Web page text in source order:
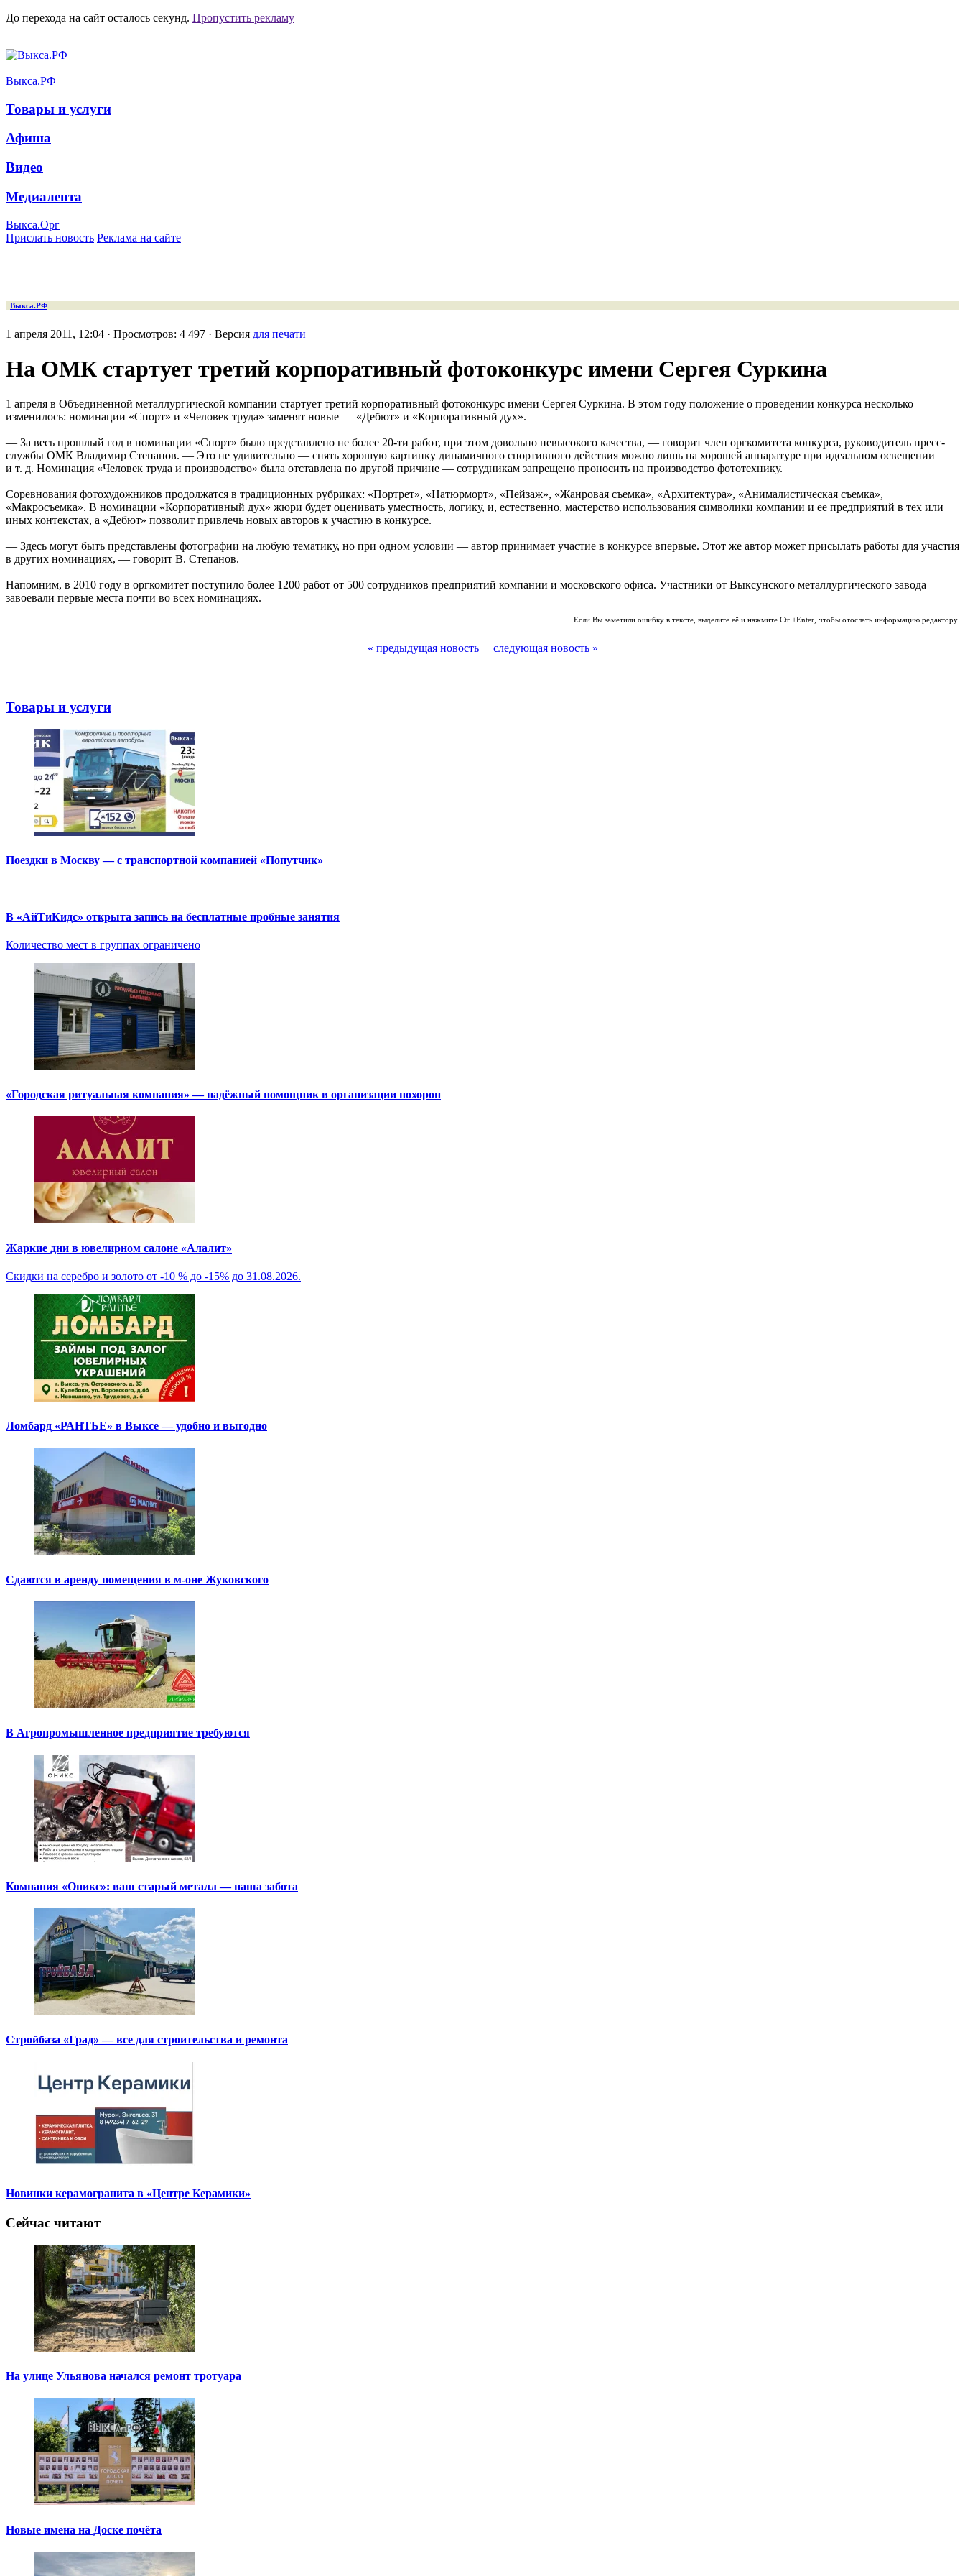
До перехода на сайт осталось секунд. Пропустить рекламу
Выкса.РФ
Товары и услуги
Афиша
Видео
Медиалента
Выкса.Орг
Прислать новость Реклама на сайте
Выкса.РФ
1 апреля 2011, 12:04 · Просмотров: 4 497 · Версия для печати
На ОМК стартует третий корпоративный фотоконкурс имени Сергея Суркина
1 апреля в Объединенной металлургической компании стартует третий корпоративный фотоконкурс имени Сергея Суркина. В этом году положение о проведении конкурса несколько
изменилось: номинации «Спорт» и «Человек труда» заменят новые — «Дебют» и «Корпоративный дух».
— За весь прошлый год в номинации «Спорт» было представлено не более 20-ти работ, при этом довольно невысокого качества, — говорит член оргкомитета конкурса, руководитель пресс-
службы ОМК Владимир Степанов. — Это не удивительно — снять хорошую картинку динамичного спортивного действия можно лишь на хорошей аппаратуре при идеальном освещении
и т. д. Номинация «Человек труда и производство» была отставлена по другой причине — сотрудникам запрещено проносить на производство фототехнику.
Соревнования фотохудожников продолжатся в традиционных рубриках: «Портрет», «Натюрморт», «Пейзаж», «Жанровая съемка», «Архитектура», «Анималистическая съемка»,
«Макросъемка». В номинации «Корпоративный дух» жюри будет оценивать уместность, логику, и, естественно, мастерство использования символики компании и ее предприятий в тех или
иных контекстах, а «Дебют» позволит привлечь новых авторов к участию в конкурсе.
— Здесь могут быть представлены фотографии на любую тематику, но при одном условии — автор принимает участие в конкурсе впервые. Этот же автор может присылать работы для участия
в других номинациях, — говорит В. Степанов.
Напомним, в 2010 году в оргкомитет поступило более 1200 работ от 500 сотрудников предприятий компании и московского офиса. Участники от Выксунского металлургического завода
завоевали первые места почти во всех номинациях.
Если Вы заметили ошибку в тексте, выделите её и нажмите Ctrl+Enter, чтобы отослать информацию редактору.
« предыдущая новость следующая новость »
Товары и услуги
Поездки в Москву — с транспортной компанией «Попутчик»
В «АйТиКидс» открыта запись на бесплатные пробные занятия
Количество мест в группах ограничено
«Городская ритуальная компания» — надёжный помощник в организации похорон
Жаркие дни в ювелирном салоне «Алалит»
Скидки на серебро и золото от -10 % до -15% до 31.08.2026.
Ломбард «РАНТЬЕ» в Выксе — удобно и выгодно
Сдаются в аренду помещения в м-оне Жуковского
В Агропромышленное предприятие требуются
Компания «Оникс»: ваш старый металл — наша забота
Стройбаза «Град» — все для строительства и ремонта
Новинки керамогранита в «Центре Керамики»
Сейчас читают
На улице Ульянова начался ремонт тротуара
Новые имена на Доске почёта